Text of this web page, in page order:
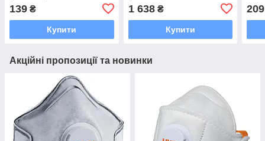
139 ₴
Купити
1 638₴
Купити
209
Акційні пропозиції та новинки